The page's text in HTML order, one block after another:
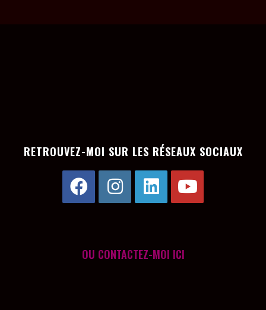
RETROUVEZ-MOI SUR LES RÉSEAUX SOCIAUX
OU CONTACTEZ-MOI ICI